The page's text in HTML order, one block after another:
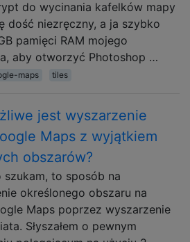
do wycinania kafelków mapy
dość niezręczny, a ja szybko
pamięci RAM mojego
aby otworzyć Photoshop …
maps tiles
jest wyszarzenie
Maps z wyjątkiem
obszarów?
szukam, to sposób na
określonego obszaru na
Maps poprzez wyszarzenie
Słyszałem o pewnym